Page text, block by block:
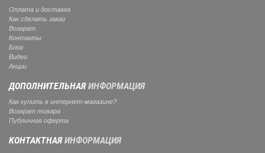
Оплата и доставка
Как сделать заказ
Возврат
Контакты
Блог
Видео
Акции
ДОПОЛНИТЕЛЬНАЯИНФОРМАЦИЯ
Как купить в интернет-магазине?
Возврат товара
Публичная оферта
КОНТАКТНАЯИНФОРМАЦИЯ